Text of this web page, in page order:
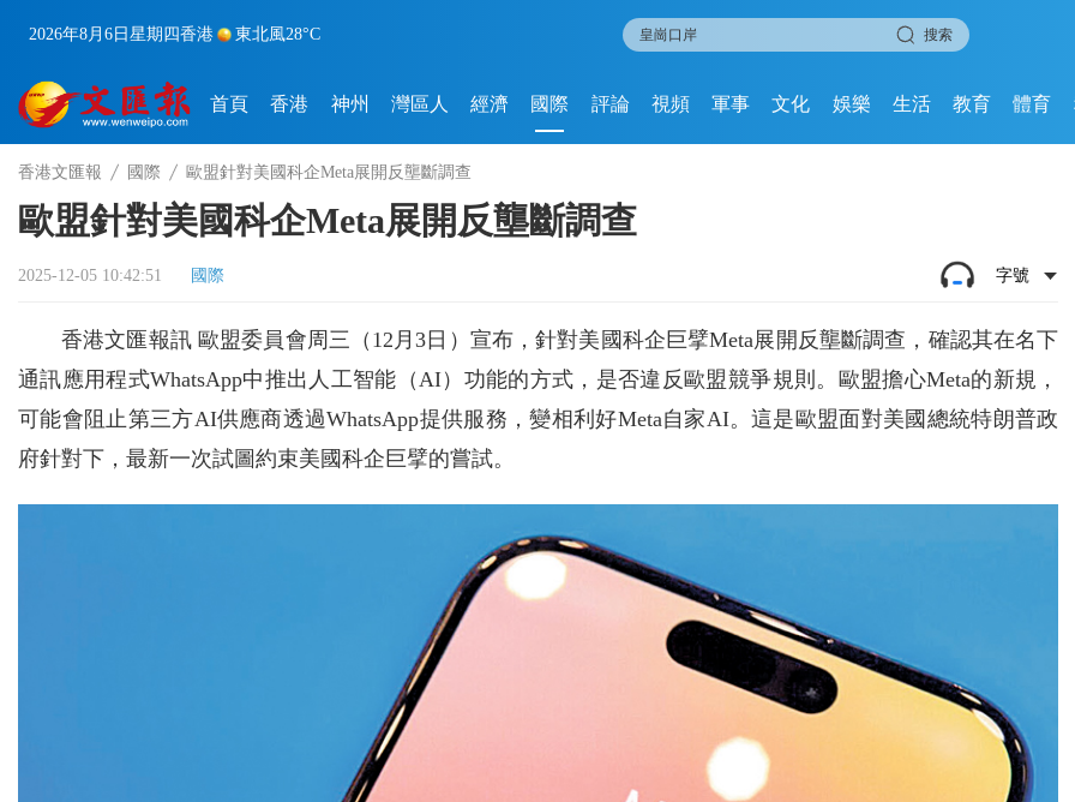
2026年8月6日 星期四香港 東北風28°C 搜索
首頁 香港 神州 灣區人 經濟 國際 評論 視頻 軍事 文化 娛樂 生活 教育 體育
香港文匯報 國際 歐盟針對美國科企Meta展開反壟斷調查
歐盟針對美國科企Meta展開反壟斷調查
2025-12-05 10:42:51 國際 字號
香港文匯報訊 歐盟委員會周三（12月3日）宣布，針對美國科企巨擘Meta展開反壟斷調查，確認其在名下
通訊應用程式WhatsApp中推出人工智能（AI）功能的方式，是否違反歐盟競爭規則。歐盟擔心Meta的新規，
可能會阻止第三方AI供應商透過WhatsApp提供服務，變相利好Meta自家AI。這是歐盟面對美國總統特朗普政
府針對下，最新一次試圖約束美國科企巨擘的嘗試。